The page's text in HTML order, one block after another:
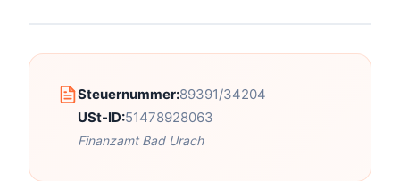
Steuernummer:89391/34204
USt-ID:51478928063
Finanzamt Bad Urach